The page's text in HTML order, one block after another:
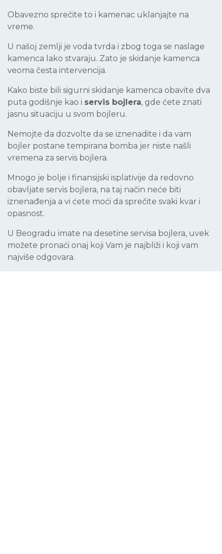
Obavezno sprečite to i kamenac uklanjajte na
vreme.
U našoj zemlji je voda tvrda i zbog toga se naslage
kamenca lako stvaraju. Zato je skidanje kamenca
veoma česta intervencija.
Kako biste bili sigurni skidanje kamenca obavite dva
puta godišnje kao i servis bojlera, gde ćete znati
jasnu situaciju u svom bojleru.
Nemojte da dozvolte da se iznenadite i da vam
bojler postane tempirana bomba jer niste našli
vremena za servis bojlera.
Mnogo je bolje i finansijski isplativije da redovno
obavljate servis bojlera, na taj način neće biti
iznenađenja a vi ćete moći da sprečite svaki kvar i
opasnost.
U Beogradu imate na desetine servisa bojlera, uvek
možete pronaći onaj koji Vam je najbliži i koji vam
najviše odgovara.